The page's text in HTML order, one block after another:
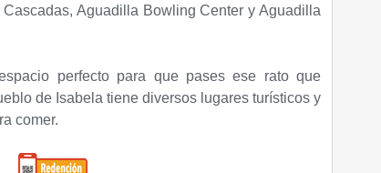
Aguadilla Bowling Center y Aguadilla
perfecto para que pases ese rato que
de Isabela tiene diversos lugares turísticos y
comer.